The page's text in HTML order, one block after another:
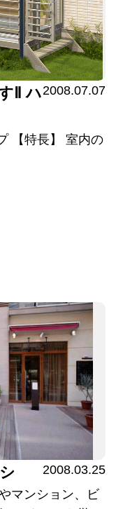
Ⅱ ハ2008.07.07
【特長】 室内の
2008.03.25
マンション、ビ